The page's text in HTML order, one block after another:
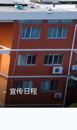
- 宣传日程